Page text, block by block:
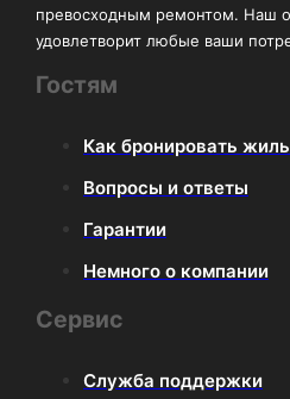
превосходным ремонтом. Наш
удовлетворит любые ваши
Гостям
Как бронировать
Вопросы и ответы
Гарантии
Немного о компании
Сервис
Служба поддержки